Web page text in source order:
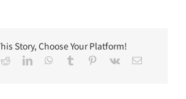
Story, Choose Your Platform!
RedditLinkedInWhatsApp
Tumblr Pinterest
Vk Email: